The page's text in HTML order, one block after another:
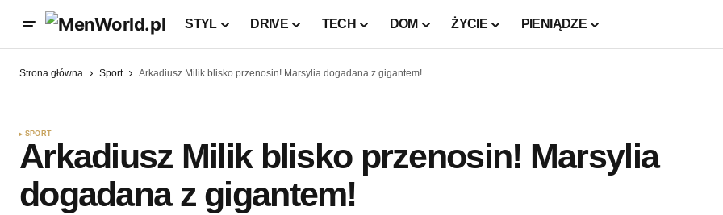
STYL DRIVE TECH DOM ŻYCIE PIENIĄDZE
Strona główna Sport Arkadiusz Milik blisko przenosin! Marsylia dogadana z gigantem!
SPORT
Arkadiusz Milik blisko przenosin! Marsylia
dogadana z gigantem!